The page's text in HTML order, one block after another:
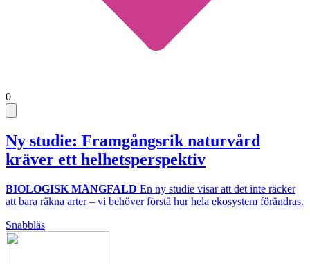
0
Ny studie: Framgångsrik naturvård
kräver ett helhetsperspektiv
BIOLOGISK MÅNGFALD En ny studie visar att det inte räcker
att bara räkna arter – vi behöver förstå hur hela ekosystem förändras.
Snabbläs